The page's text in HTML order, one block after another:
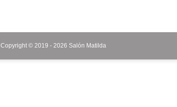
Copyright © 2019 - 2026 Salón Matilda